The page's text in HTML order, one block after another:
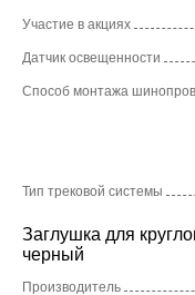
Участие в акциях
Датчик освещенности
Способ монтажа
Тип трековой системы
Заглушка для
черный
Производитель